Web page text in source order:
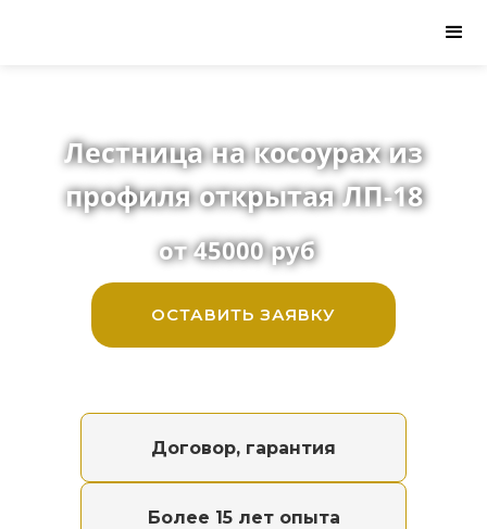
Лестница на косоурах из
профиля открытая ЛП-18
от 45000 руб
ОСТАВИТЬ ЗАЯВКУ
Договор, гарантия
Более 15 лет опыта